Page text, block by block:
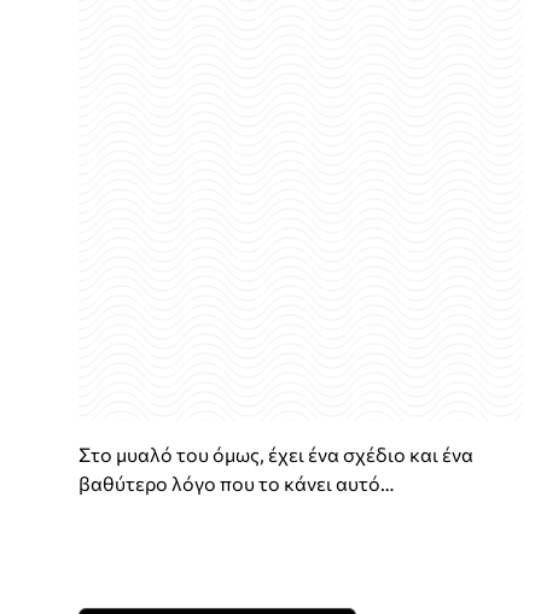
Στο μυαλό του όμως, έχει ένα σχέδιο και ένα
βαθύτερο λόγο που το κάνει αυτό…